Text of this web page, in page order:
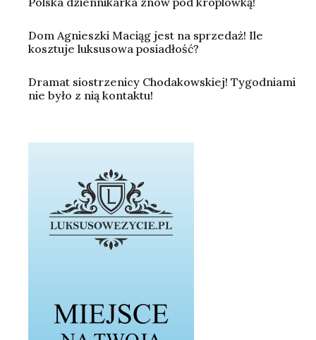
Dom Agnieszki Maciąg jest na sprzedaż! Ile
kosztuje luksusowa posiadłość?
Dramat siostrzenicy Chodakowskiej! Tygodniami
nie było z nią kontaktu!